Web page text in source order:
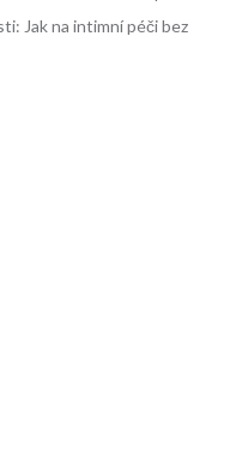
Jak na intimní péči bez